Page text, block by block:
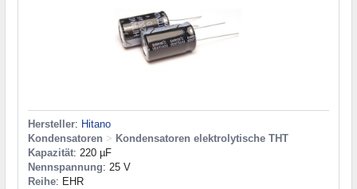
Hersteller: Hitano
Kondensatoren > Kondensatoren elektrolytische THT
Kapazität: 220 µF
Nennspannung: 25 V
Reihe: EHR